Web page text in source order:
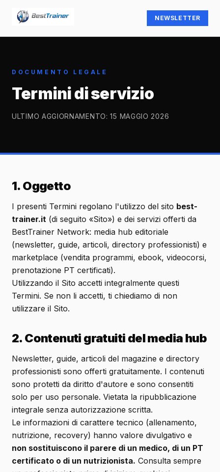
NEWSLETTER
DOCUMENTO LEGALE
Termini di servizio
ULTIMO AGGIORNAMENTO:15 MAGGIO 2026
1. Oggetto
I presenti Termini regolano l'utilizzo del sito best-
trainer.it (di seguito «Sito») e dei servizi offerti da
BestTrainer Network: media hub editoriale
(newsletter, guide, articoli, directory professionisti) e
marketplace (vendita programmi, ebook, videocorsi,
prenotazione PT certificati).
Utilizzando il Sito accetti integralmente questi
Termini. Se non li accetti, ti chiediamo di non
utilizzare il Sito.
2. Contenuti gratuiti del media hub
Newsletter, guide, articoli del magazine e directory
professionisti sono offerti gratuitamente. I contenuti
sono protetti da diritto d'autore e sono consentiti
solo per uso personale. Vietata la ripubblicazione
integrale senza autorizzazione scritta.
Le informazioni di carattere tecnico (allenamento,
nutrizione, recovery) hanno valore divulgativo e
non sostituiscono il parere di un medico, di un PT
certificato o di un nutrizionista. Consulta sempre